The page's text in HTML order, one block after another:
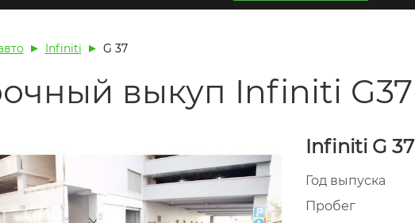
Infiniti G 37
выкуп Infiniti G37
Infiniti G 37
Год выпуска
Пробег